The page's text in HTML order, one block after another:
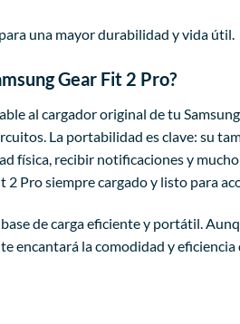
una mayor durabilidad y vida útil.
Gear Fit 2 Pro?
al cargador original de tu
La portabilidad es clave: su
recibir notificaciones y
Pro siempre cargado y listo para
de carga eficiente y portátil.
encantará la comodidad y